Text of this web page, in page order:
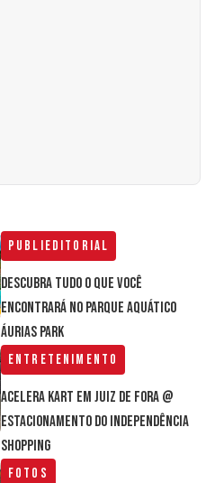
Publieditorial
Descubra tudo o que você
encontrará no parque aquático
Áurias Park
Entretenimento
Acelera Kart em Juiz de Fora @
estacionamento do Independência
Shopping
Fotos